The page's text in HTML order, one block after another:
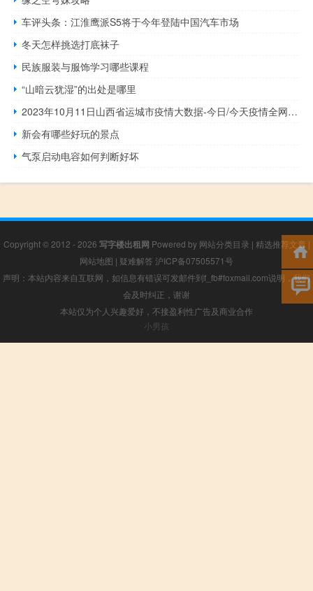
车评头条：江淮鹰派S5将于今年登陆中国汽车市场
冬天怎样挑选打底袜子
民族服装与服饰学习哪些课程
“山暗云犹湿”的出处是哪里
2023年10月11日山西省运城市疫情大数据-今日/今天疫情全网搜索最新实时消息动态情况通知播报
新会有哪些好玩的景点
气泵启动电容如何判断好坏
Copyright © 2012 - 2026 写字楼出租网 Powered by 网站分类目录 | 精选推荐文章 |
网站地图 | 疑难解答 沪ICP备07505571号
声明：本站内容来自互联网，如信息有错误可发邮件到f_fb#foxmail.com说明，我们
会及时纠正，谢谢
本站仅为个人兴趣爱好，不接盈利性广告及商业合作
小男孩